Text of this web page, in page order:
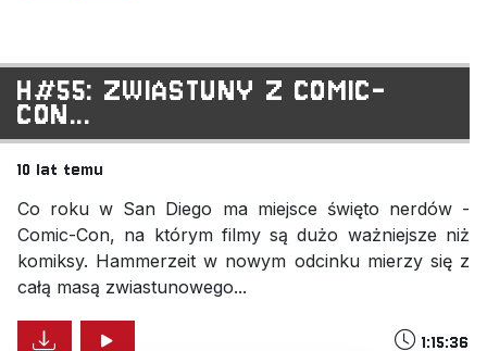
H#55: ZWIASTUNY Z COMIC-
CON...
10 lat temu
Co roku w San Diego ma miejsce święto nerdów -
Comic-Con, na którym filmy są dużo ważniejsze niż
komiksy. Hammerzeit w nowym odcinku mierzy się z
całą masą zwiastunowego...
1:15:36